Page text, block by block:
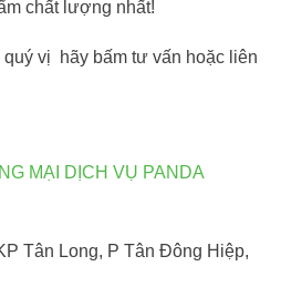
chất lượng nhất!
vị hãy bấm tư vấn hoặc liên
MẠI DỊCH VỤ PANDA
Tân Long, P Tân Đông Hiệp,